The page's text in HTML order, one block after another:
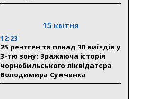
15 квітня
12:23
25 рентген та понад 30 виїздів у
3-тю зону: Вражаюча історія
чорнобильського ліквідатора
Володимира Сумченка